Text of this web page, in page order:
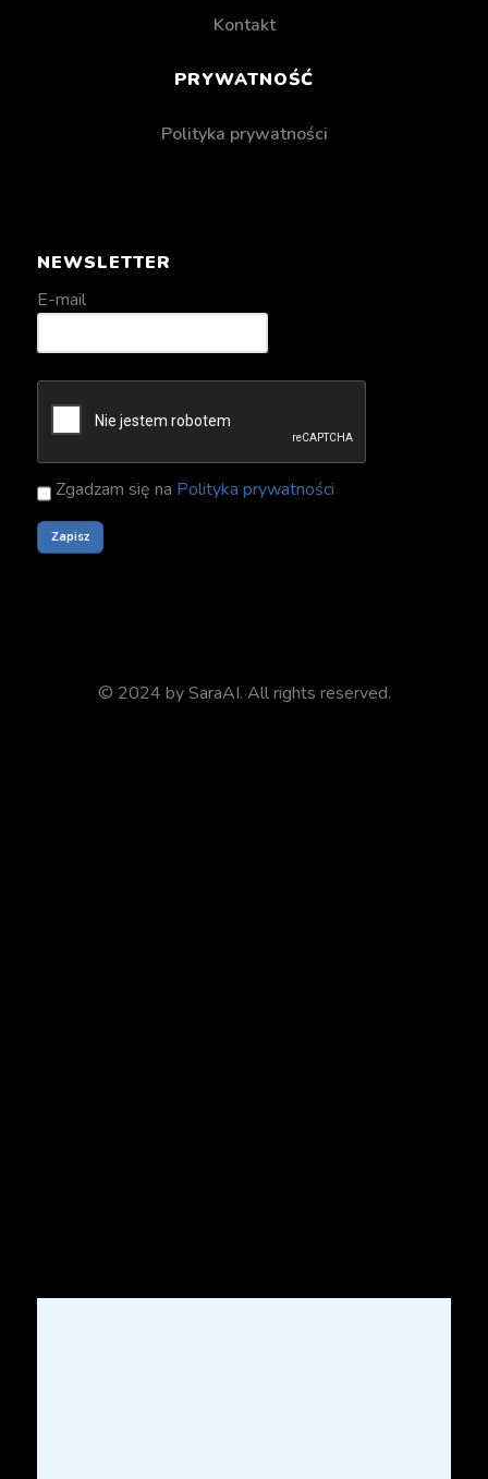
Kontakt
PRYWATNOŚĆ
Polityka prywatności
NEWSLETTER
E-mail
Zgadzam się na Polityka prywatności
© 2024 bySaraAI. All rights reserved.